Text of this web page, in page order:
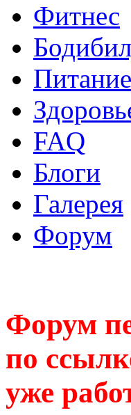
Фитнес
Питание
FAQ
Блоги
Галерея
Форум
Форум
по
уже